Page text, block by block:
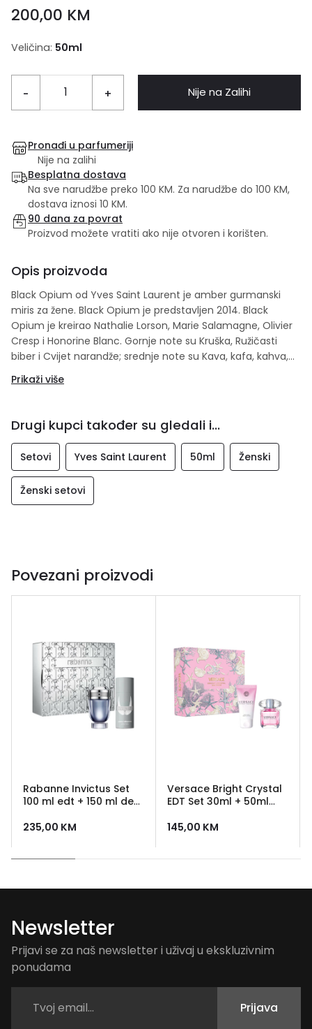
200,00 KM
Veličina: 50ml
- + Nije na Zalihi
Pronađi u parfumeriji
Nije na zalihi
Besplatna dostava
Na sve narudžbe preko 100 KM. Za narudžbe do 100 KM,
dostava iznosi 10 KM.
90 dana za povrat
Proizvod možete vratiti ako nije otvoren i korišten.
Opis proizvoda
Black Opium od Yves Saint Laurent je amber gurmanski
miris za žene. Black Opium je predstavljen 2014. Black
Opium je kreirao Nathalie Lorson, Marie Salamagne, Olivier
Cresp i Honorine Blanc. Gornje note su Kruška, Ružičasti
biber i Cvijet narandže; srednje note su Kava, kafa, kahva,
Kedar i Kašmir.
Prikaži više
Drugi kupci također su gledali i...
Setovi Yves Saint Laurent 50ml Ženski
Ženski setovi
Povezani proizvodi
Rabanne Invictus Set
100 ml edt + 150 ml deo
235,00 KM
Versace Bright Crystal
EDT Set 30ml + 50ml
145,00 KM
Newsletter
Prijavi se za naš newsletter i uživaj u ekskluzivnim
ponudama
Prijava